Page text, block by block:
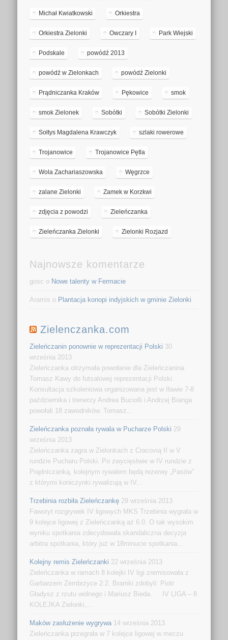
Michał Kwiatkowski Orkiestra
Orkiestra Zielonki Owczary I Park Wiejski
Podskale powódź 2013
powódź w Zielonkach powódź Zielonki
Prądniczanka Kraków Pękowice smok
smok Zielonek Sobótki Sobótki Zielonki
Sołtys Magdalena Krawczyk szlaki rowerowe
Trojanowice Trojanowice Pętla
Wola Zachariaszowska Węgrzce
zalane Zielonki Zamek w Korzkwi
zdjęcia z powodzi Zieleńczanka
Zieleńczanka Zielonki Zielonki Rozjazd
Najnowsze komentarze
gosc o Nowe talenty w Fermacie
Aramis o Plantacja konopi indyjskich w gminie Zielonki
Zielenczanka.com
Zieleńczanin ponownie w reprezentacji Polski 30
września 2013
Zieleńczanka otrzymała powołanie dla Zieleńczanina
Tomasz Kawy do futsalowej reprezentacji Polski.
Konsultacja szkoleniowa organizowana jest w Iławie 7-8
października i trenerzy Andrea Buciolli i Andrzej Bianga
powołali 18 zawodników. Tomasz...
Zieleńczanka poznała rywala w Pucharze Polski 29
września 2013
Zieleńczanka zagra w Zielonkach z Cracovią II w V
rundzie Pucharu Polski. Po zwycięstwie w IV rundzie z
Prądniczanką, kolejnym rywalem będą rezerwy „Pasów”
z którymi koniczynki rywalizują w IV...
Trzebinia rozbiła Zieleńczankę 29 września 2013
Faworyt rozgrywek IV ligowych MKS Trzebinia wygrała w
9 kolejce ligowej z Zieleńczanką aż 6:0. O tak wysokim
wyniku spotkania zdecydowała skandaliczna decyzja
arbitra spotkania, który już w 18minucie spotkania...
Kolejny remis Zieleńczanki 22 września 2013
Zieleńczanka w ramach 8 kolejki IV ligi zremisowała z
Garbarzem Zembrzyce 2:2. Bramki zdobyli: Piotr
Gładysz z rzutu wolnego i Mariusz Bieda. IV LIGA – 8
KOLEJKA Zielonki,...
Maków zasłużenie wygrywa 14 września 2013
Zieleńczanka przegrała w 7 kolejce ligowej w meczu